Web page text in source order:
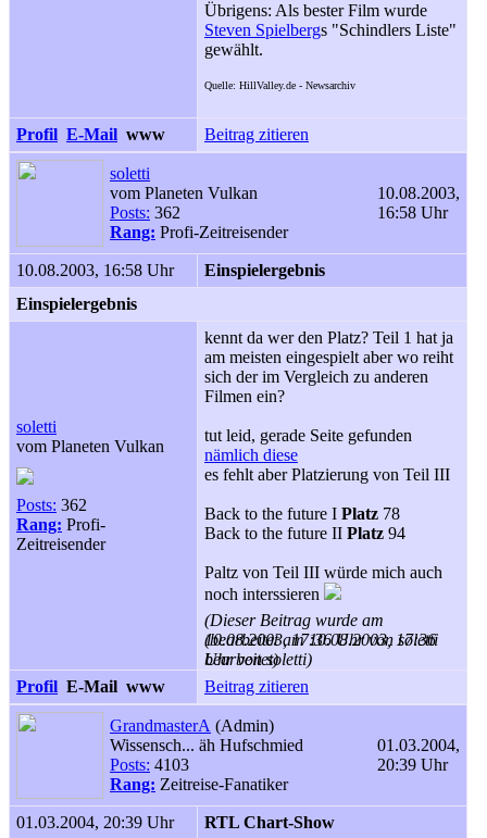
Übrigens: Als bester Film wurde
Steven Spielbergs "Schindlers Liste"
gewählt.
Quelle: HillValley.de - Newsarchiv
Profil E-Mail www Beitrag zitieren
soletti
vom Planeten Vulkan
Posts: 362
Rang: Profi-Zeitreisender
10.08.2003,
16:58 Uhr
10.08.2003, 16:58 Uhr
Einspielergebnis
Einspielergebnis
soletti
vom Planeten Vulkan
Posts: 362
Rang: Profi-
Zeitreisender
kennt da wer den Platz? Teil 1 hat ja
am meisten eingespielt aber wo reiht
sich der im Vergleich zu anderen
Filmen ein?
tut leid, gerade Seite gefunden
nämlich diese
es fehlt aber Platzierung von Teil III
Back to the future I Platz 78
Back to the future II Platz 94
Paltz von Teil III würde mich auch
noch interssieren
(Dieser Beitrag wurde am
10.08.2003, 17:36 Uhr von soletti
bearbeitet)
(bearbeitet am 10.08.2003, 17:36
Uhr von soletti)
Profil E-Mail www Beitrag zitieren
GrandmasterA (Admin)
Wissensch... äh Hufschmied
Posts: 4103
Rang: Zeitreise-Fanatiker
01.03.2004,
20:39 Uhr
01.03.2004, 20:39 Uhr
RTL Chart-Show